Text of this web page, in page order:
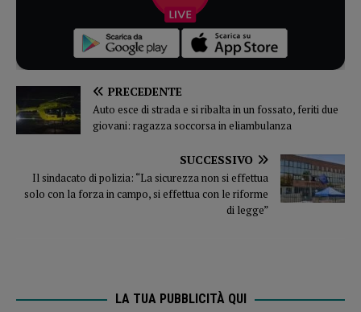
PRECEDENTE
Auto esce di strada e si ribalta in un fossato, feriti due
giovani: ragazza soccorsa in eliambulanza
SUCCESSIVO
Il sindacato di polizia: “La sicurezza non si effettua
solo con la forza in campo, si effettua con le riforme
di legge”
LA TUA PUBBLICITÀ QUI